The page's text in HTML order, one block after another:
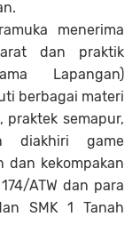
menerima
dan praktik
Lapangan)
berbagai materi
praktek semapur,
diakhiri game
dan kekompakan
ATW dan para
SMK 1 Tanah